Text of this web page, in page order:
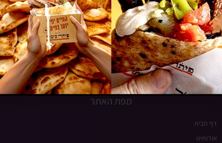
רחוב התע"ש 10, כפר סבא
שעות פעילות
ימים א-ה 9:00-18:00
ימי שישי סגור
מפת האתר
דף הבית
אודותינו